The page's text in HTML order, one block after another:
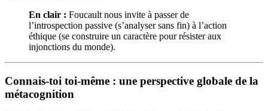
En clair : Foucault nous invite à passer de
l’introspection passive (s’analyser sans fin) à l’action
éthique (se construire un caractère pour résister aux
injonctions du monde).
Connais-toi toi-même : une perspective globale de la
métacognition